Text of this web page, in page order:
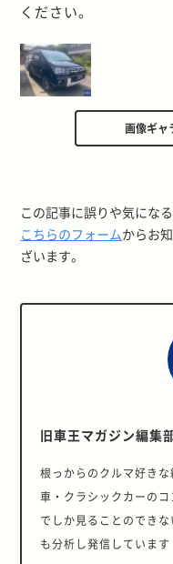
ください。
画像ギャ
この記事に誤りや気にな
こちらのフォームからお
ざいます。
旧車王マガジン編集
根っからのクルマ好き
車・クラシックカーの
でしか見ることのでき
も分析し発信しています